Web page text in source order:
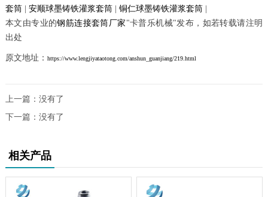
套筒| 安顺球墨铸铁灌浆套筒| 铜仁球墨铸铁灌浆套筒|
本文由专业的钢筋连接套筒厂家 "卡普乐机械"发布，如若转载请注明
出处
原文地址： https://www.lengjiyataotong.com/anshun_guanjiang/219.html
上一篇：没有了
下一篇：没有了
相关产品